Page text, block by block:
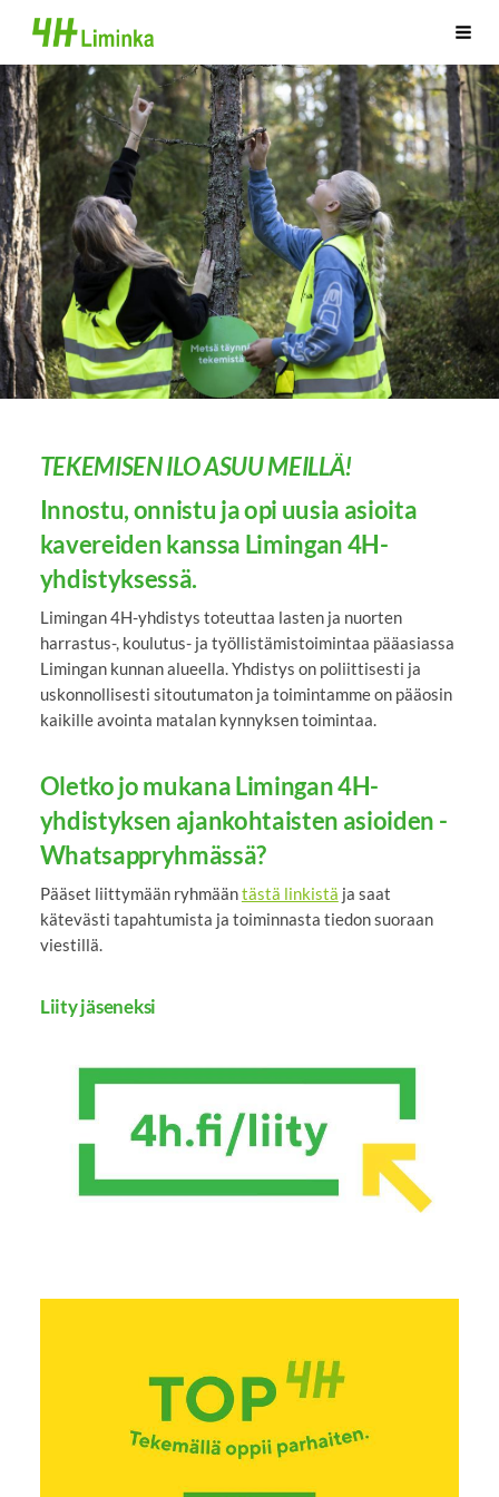
Siirry
sivun
sisältöön
Limingan 4H-yhdistys
TEKEMISEN ILO ASUU MEILLÄ!
Innostu, onnistu ja opi uusia asioita
kavereiden kanssa Limingan 4H-
yhdistyksessä.
Limingan 4H-yhdistys toteuttaa lasten ja nuorten
harrastus-, koulutus- ja työllistämistoimintaa pääasiassa
Limingan kunnan alueella. Yhdistys on poliittisesti ja
uskonnollisesti sitoutumaton ja toimintamme on pääosin
kaikille avointa matalan kynnyksen toimintaa.
Oletko jo mukana Limingan 4H-
yhdistyksen ajankohtaisten asioiden -
Whatsappryhmässä?
Pääset liittymään ryhmääntästä linkistä ja saat
kätevästi tapahtumista ja toiminnasta tiedon suoraan
viestillä.
Liity jäseneksi